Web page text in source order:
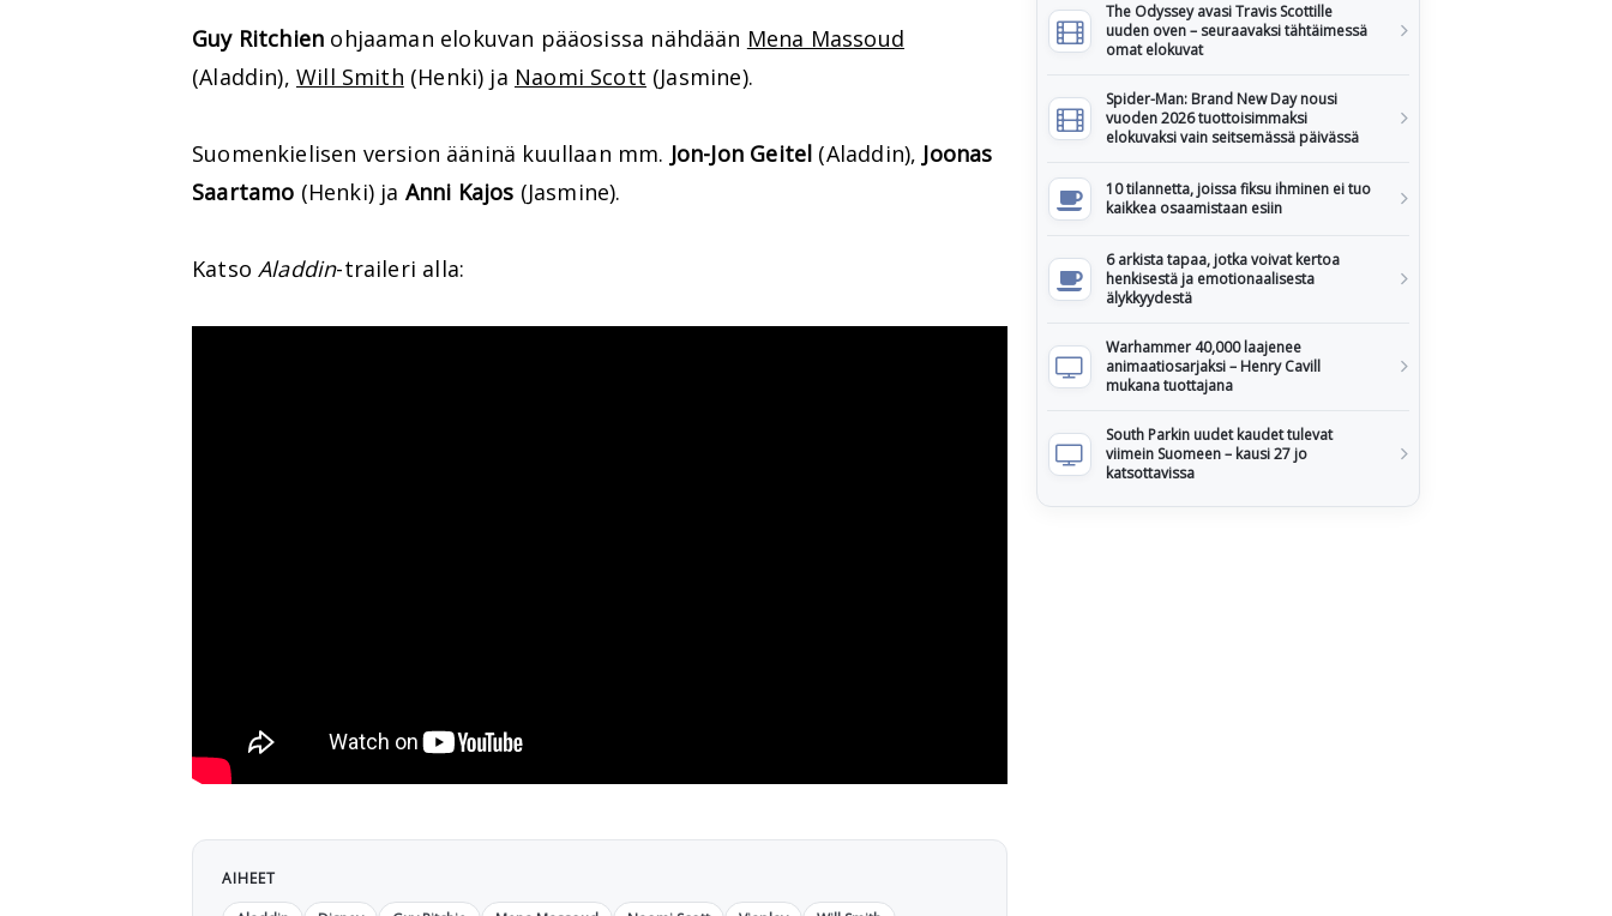
Guy Ritchien ohjaaman elokuvan pääosissa nähdään Mena Massoud
(Aladdin), Will Smith (Henki) ja Naomi Scott (Jasmine).
Suomenkielisen version ääninä kuullaan mm. Jon-Jon Geitel (Aladdin), Joonas
Saartamo (Henki) ja Anni Kajos (Jasmine).
KatsoAladdin-traileri alla:
AIHEET
The Odyssey avasi Travis Scottille
uuden oven – seuraavaksi tähtäimessä
omat elokuvat
Spider-Man: Brand New Day nousi
vuoden 2026 tuottoisimmaksi
elokuvaksi vain seitsemässä päivässä
10 tilannetta, joissa fiksu ihminen ei tuo
kaikkea osaamistaan esiin
6 arkista tapaa, jotka voivat kertoa
henkisestä ja emotionaalisesta
älykkyydestä
Warhammer 40,000 laajenee
animaatiosarjaksi – Henry Cavill
mukana tuottajana
South Parkin uudet kaudet tulevat
viimein Suomeen – kausi 27 jo
katsottavissa